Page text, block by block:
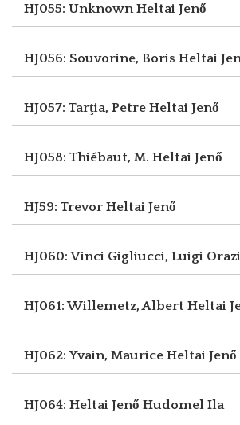
HJ055: UnknownHeltai Jenő
HJ056: Souvorine, Boris Heltai
HJ057: Tarţia, Petre Heltai Jenő
HJ058: Thiébaut, M. Heltai Jenő
HJ59: Trevor Heltai Jenő
HJ060: Vinci Gigliucci, Luigi
HJ061: Willemetz, Albert Heltai
HJ062: Yvain, Maurice Heltai Jenő
HJ064: Heltai Jenő Hudomel Ila